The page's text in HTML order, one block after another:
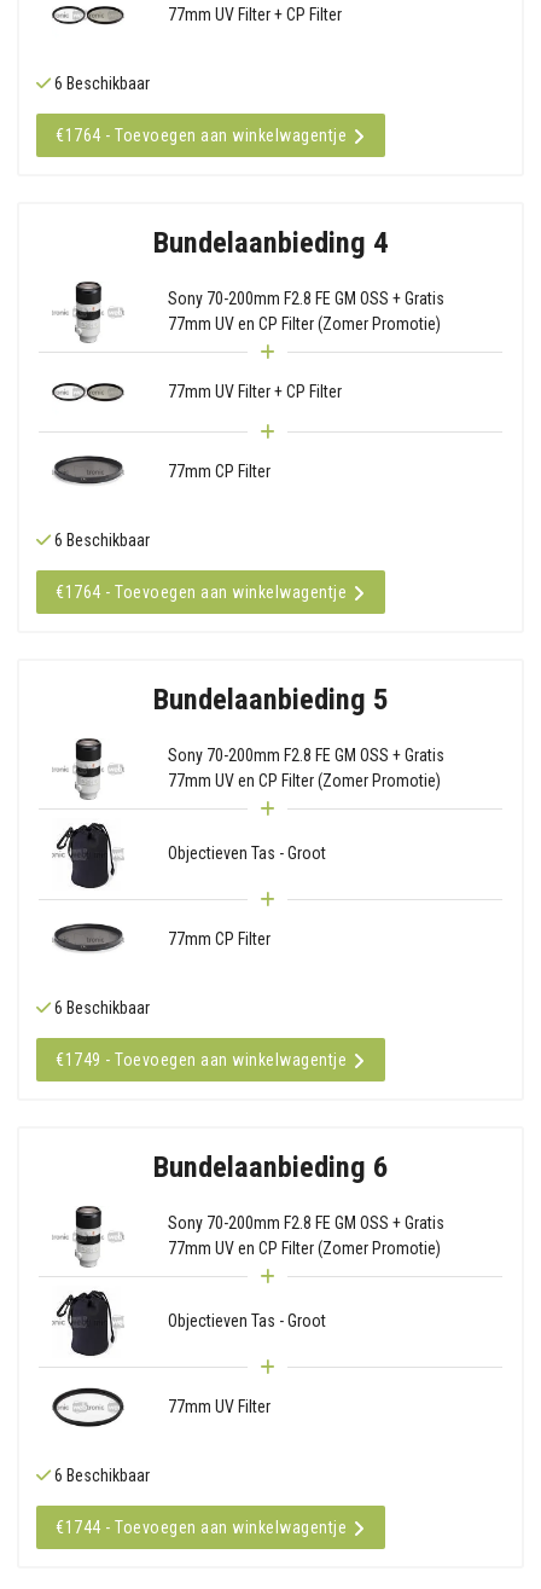
77mm UV Filter + CP Filter
6 Beschikbaar
€1764 - Toevoegen aan winkelwagentje
Bundelaanbieding 4
Sony 70-200mm F2.8 FE GM OSS + Gratis
77mm UV en CP Filter (Zomer Promotie)
77mm UV Filter + CP Filter
77mm CP Filter
6 Beschikbaar
€1764 - Toevoegen aan winkelwagentje
Bundelaanbieding 5
Sony 70-200mm F2.8 FE GM OSS + Gratis
77mm UV en CP Filter (Zomer Promotie)
Objectieven Tas - Groot
77mm CP Filter
6 Beschikbaar
€1749 - Toevoegen aan winkelwagentje
Bundelaanbieding 6
Sony 70-200mm F2.8 FE GM OSS + Gratis
77mm UV en CP Filter (Zomer Promotie)
Objectieven Tas - Groot
77mm UV Filter
6 Beschikbaar
€1744 - Toevoegen aan winkelwagentje